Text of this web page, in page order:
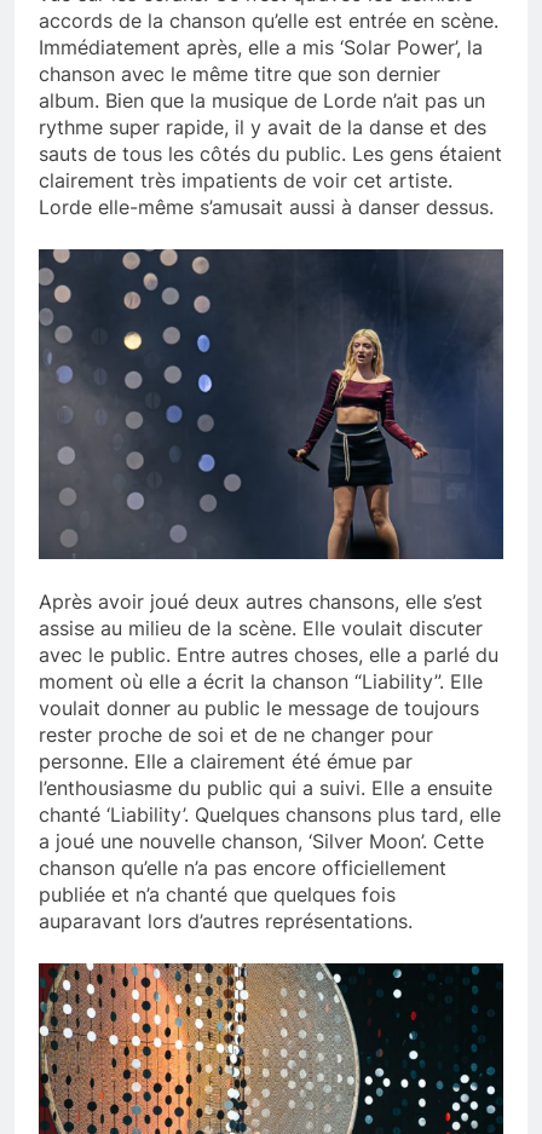
accords de la chanson qu’elle est entrée en scène.
Immédiatement après, elle a mis ‘Solar Power’, la
chanson avec le même titre que son dernier
album. Bien que la musique de Lorde n’ait pas un
rythme super rapide, il y avait de la danse et des
sauts de tous les côtés du public. Les gens étaient
clairement très impatients de voir cet artiste.
Lorde elle-même s’amusait aussi à danser dessus.
Après avoir joué deux autres chansons, elle s’est
assise au milieu de la scène. Elle voulait discuter
avec le public. Entre autres choses, elle a parlé du
moment où elle a écrit la chanson “Liability”. Elle
voulait donner au public le message de toujours
rester proche de soi et de ne changer pour
personne. Elle a clairement été émue par
l’enthousiasme du public qui a suivi. Elle a ensuite
chanté ‘Liability’. Quelques chansons plus tard, elle
a joué une nouvelle chanson, ‘Silver Moon’. Cette
chanson qu’elle n’a pas encore officiellement
publiée et n’a chanté que quelques fois
auparavant lors d’autres représentations.